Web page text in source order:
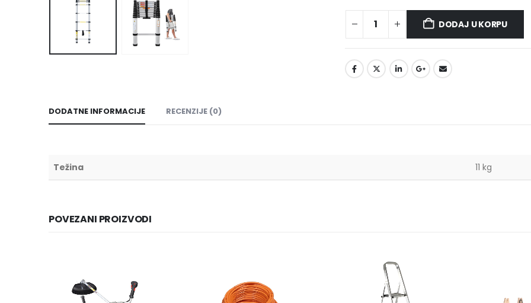
DODAJ U KORPU
DODATNE INFORMACIJE RECENZIJE (0)
Težina 11 kg
POVEZANI PROIZVODI